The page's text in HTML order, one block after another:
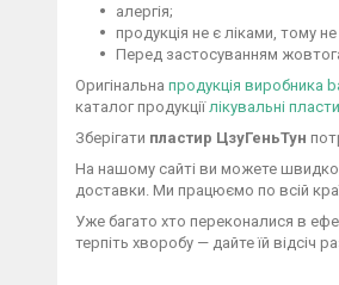
алергія;
продукція не є ліками, тому
Перед застосуванням
Оригінальна продукція виробника
каталог продукції лікувальні
Зберігати пластир ЦзуГеньТун
На нашому сайті ви можете швидко
доставки. Ми працюємо по всій
Уже багато хто переконалися в
терпіть хворобу — дайте їй відсіч